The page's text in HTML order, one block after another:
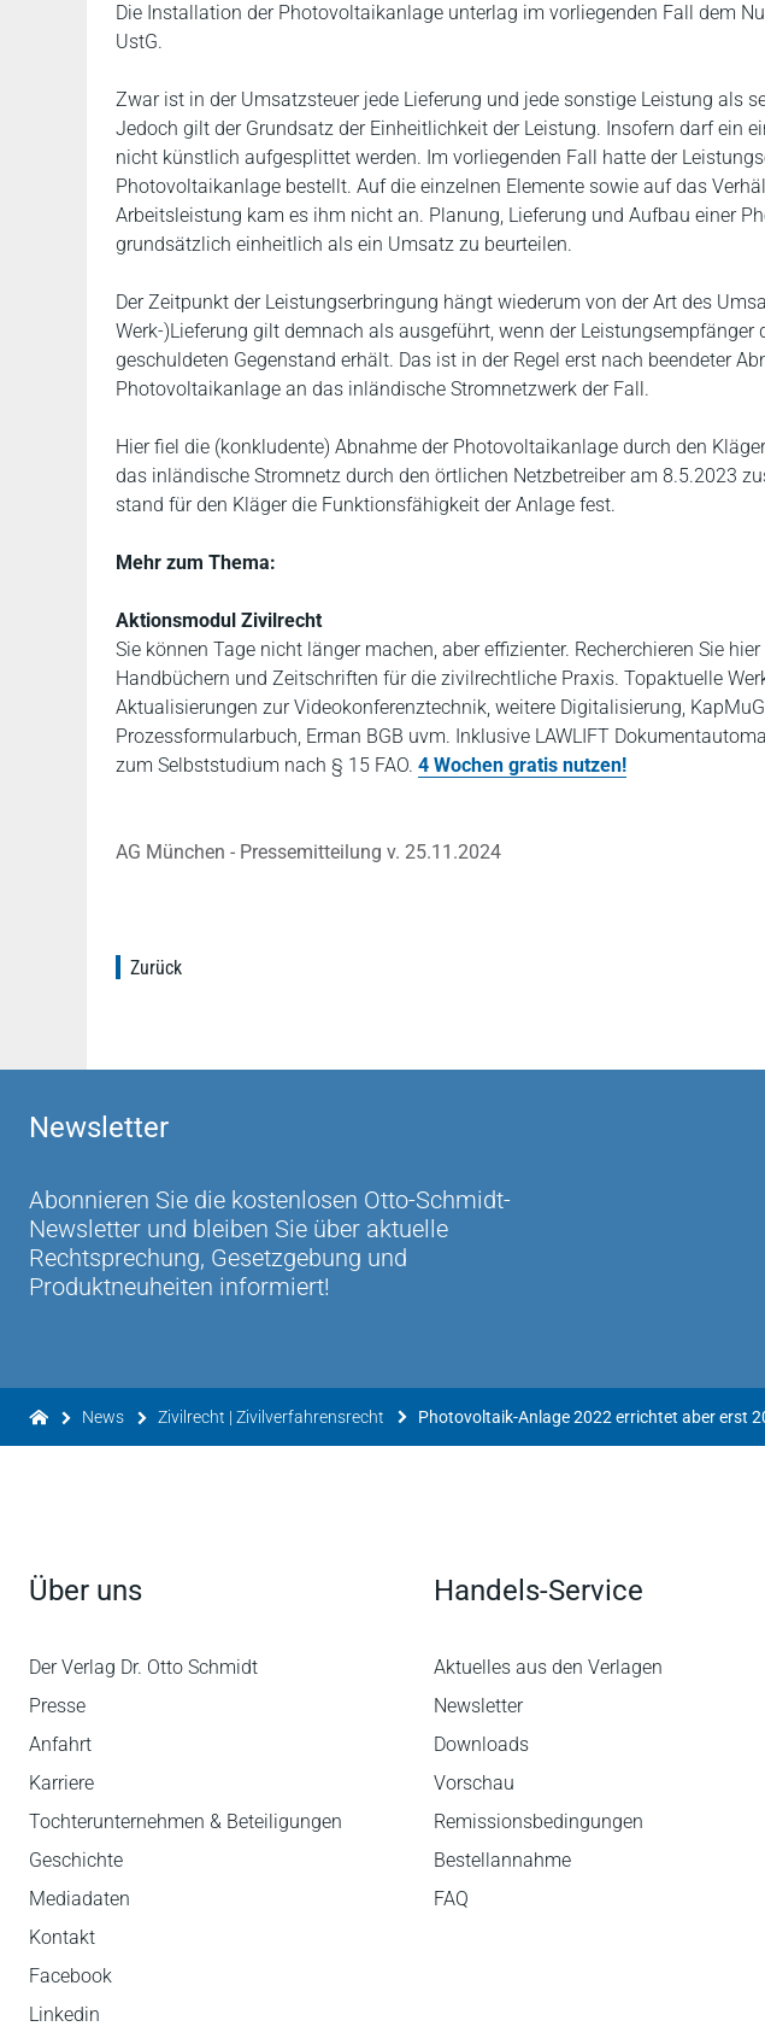
Die Installation der Photovoltaikanlage unterlag im vorliegenden Fall dem
UstG.
Zwar ist in der Umsatzsteuer jede Lieferung und jede sonstige Leistung als
Jedoch gilt der Grundsatz der Einheitlichkeit der Leistung. Insofern darf ein
nicht künstlich aufgesplittet werden. Im vorliegenden Fall hatte der
Photovoltaikanlage bestellt. Auf die einzelnen Elemente sowie auf das
Arbeitsleistung kam es ihm nicht an. Planung, Lieferung und Aufbau einer
grundsätzlich einheitlich als ein Umsatz zu beurteilen.
Der Zeitpunkt der Leistungserbringung hängt wiederum von der Art des
Werk-)Lieferung gilt demnach als ausgeführt, wenn der Leistungsempfänger
geschuldeten Gegenstand erhält. Das ist in der Regel erst nach beendeter
Photovoltaikanlage an das inländische Stromnetzwerk der Fall.
Hier fiel die (konkludente) Abnahme der Photovoltaikanlage durch den
das inländische Stromnetz durch den örtlichen Netzbetreiber am 8.5.2023
stand für den Kläger die Funktionsfähigkeit der Anlage fest.
Mehr zum Thema:
Aktionsmodul Zivilrecht
Sie können Tage nicht länger machen, aber effizienter. Recherchieren Sie
Handbüchern und Zeitschriften für die zivilrechtliche Praxis. Topaktuelle
Aktualisierungen zur Videokonferenztechnik, weitere Digitalisierung,
Prozessformularbuch, Erman BGB uvm. Inklusive LAWLIFT
zum Selbststudium nach § 15 FAO. 4 Wochen gratis nutzen!
AG München - Pressemitteilung v. 25.11.2024
Zurück
Newsletter
Abonnieren Sie die kostenlosen Otto-Schmidt-
Newsletter und bleiben Sie über aktuelle
Rechtsprechung, Gesetzgebung und
Produktneuheiten informiert!
News Zivilrecht | Zivilverfahrensrecht
Über uns
Der Verlag Dr. Otto Schmidt
Presse
Anfahrt
Karriere
Tochterunternehmen & Beteiligungen
Geschichte
Mediadaten
Kontakt
Facebook
Linkedin
Handels-Service
Aktuelles aus den Verlagen
Newsletter
Downloads
Vorschau
Remissionsbedingungen
Bestellannahme
FAQ